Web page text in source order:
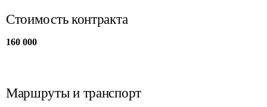
Стоимость контракта
160 000
Маршруты и транспорт